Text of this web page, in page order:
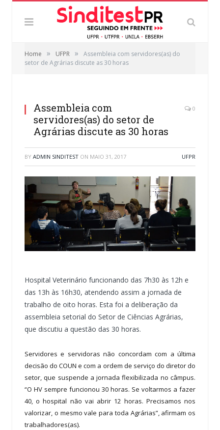
Home » UFPR »
Assembleia com servidores(as) do
setor de Agrárias discute as 30 horas
Assembleia com
servidores(as) do setor de
Agrárias discute as 30 horas
0
BY ADMIN SINDITEST ON MAIO 31, 2017 UFPR
Hospital Veterinário funcionando das 7h30 às 12h e
das 13h às 16h30, atendendo assim a jornada de
trabalho de oito horas. Esta foi a deliberação da
assembleia setorial do Setor de Ciências Agrárias,
que discutiu a questão das 30 horas.
Servidores e servidoras não concordam com a última
decisão do COUN e com a ordem de serviço do diretor do
setor, que suspende a jornada flexibilizada no câmpus.
“O HV sempre funcionou 30 horas. Se voltarmos a fazer
40, o hospital não vai abrir 12 horas. Precisamos nos
valorizar, o mesmo vale para toda Agrárias”, afirmam os
trabalhadores(as).